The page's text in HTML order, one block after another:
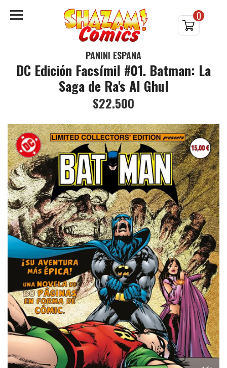
0
PANINI ESPAÑA
DC Edición Facsímil #01. Batman: La
Saga de Ra's Al Ghul
$22.500